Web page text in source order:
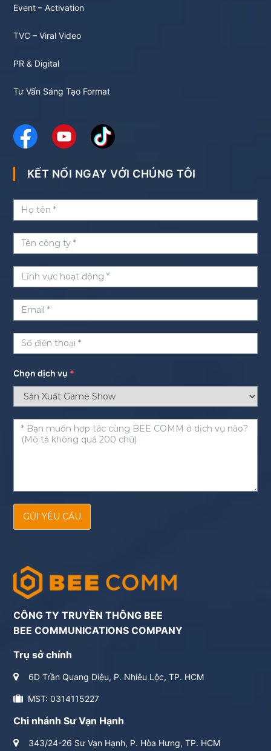
Event – Activation
TVC – Viral Video
PR & Digital
Tư Vấn Sáng Tạo Format
KẾT NỐI NGAY VỚI CHÚNG TÔI
Chọn dịch vụ *
GỬI YÊU CẦU
CÔNG TY TRUYỀN THÔNG BEE
BEE COMMUNICATIONS COMPANY
Trụ sở chính
6D Trần Quang Diệu, P. Nhiêu Lộc, TP. HCM
MST: 0314115227
Chi nhánh Sư Vạn Hạnh
343/24-26 Sư Vạn Hạnh, P. Hòa Hưng, TP. HCM